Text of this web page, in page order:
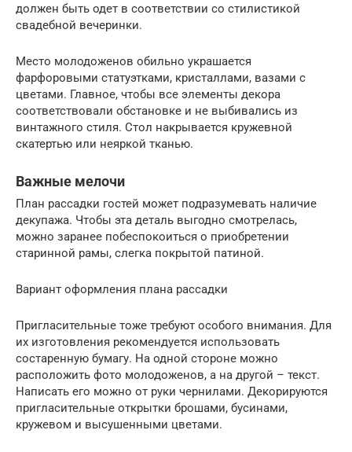
должен быть одет в соответствии со стилистикой
свадебной вечеринки.
Место молодоженов обильно украшается
фарфоровыми статуэтками, кристаллами, вазами с
цветами. Главное, чтобы все элементы декора
соответствовали обстановке и не выбивались из
винтажного стиля. Стол накрывается кружевной
скатертью или неяркой тканью.
Важные мелочи
План рассадки гостей может подразумевать наличие
декупажа. Чтобы эта деталь выгодно смотрелась,
можно заранее побеспокоиться о приобретении
старинной рамы, слегка покрытой патиной.
Вариант оформления плана рассадки
Пригласительные тоже требуют особого внимания. Для
их изготовления рекомендуется использовать
состаренную бумагу. На одной стороне можно
расположить фото молодоженов, а на другой – текст.
Написать его можно от руки чернилами. Декорируются
пригласительные открытки брошами, бусинами,
кружевом и высушенными цветами.